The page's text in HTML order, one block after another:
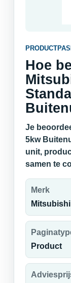
Hoe
Je
5kw
unit,
samen te
Merk
Mitsubishi
Product